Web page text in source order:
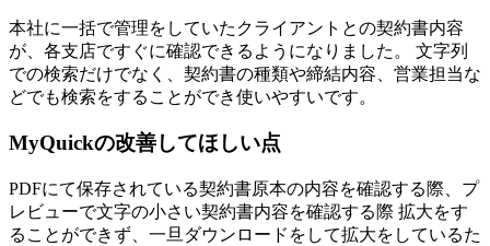
本社に一括で管理をしていたクライアントとの契約書内容
が、各支店ですぐに確認できるようになりました。 文字列
での検索だけでなく、契約書の種類や締結内容、営業担当な
どでも検索をすることができ使いやすいです。
MyQuickの改善してほしい点
PDFにて保存されている契約書原本の内容を確認する際、プ
レビューで文字の小さい契約書内容を確認する際 拡大をす
ることができず、一旦ダウンロードをして拡大をしているた